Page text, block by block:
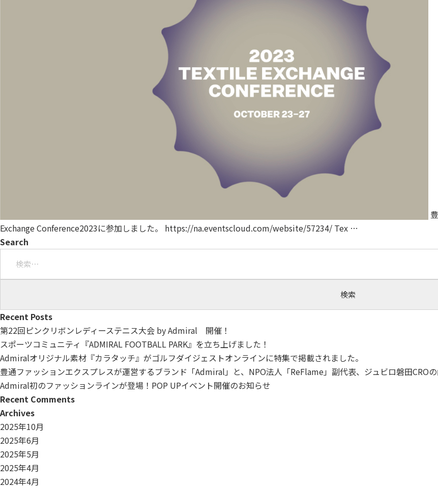
Exchange Conference2023に参加しました。 https://na.eventscloud.com/website/57234/ Tex …
Search
Recent Posts
第22回ピンクリボンレディーステニス大会 by Admiral 開催！
スポーツコミュニティ『ADMIRAL FOOTBALL PARK』を立ち上げました！
Admiralオリジナル素材『カラタッチ』がゴルフダイジェストオンラインに特集で掲載されました。
豊通ファッションエクスプレスが運営するブランド「Admiral」と、NPO法人「ReFlame」副代表、ジュビロ磐田CRO
Admiral初のファッションラインが登場！POP UPイベント開催のお知らせ
Recent Comments
Archives
2025年10月
2025年6月
2025年5月
2025年4月
2024年4月